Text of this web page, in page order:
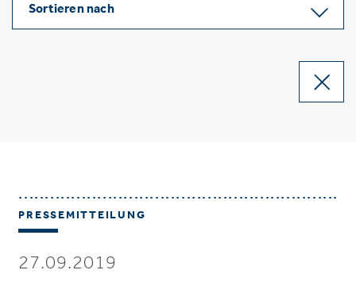
Sortieren nach
PRESSEMITTEILUNG
27.09.2019